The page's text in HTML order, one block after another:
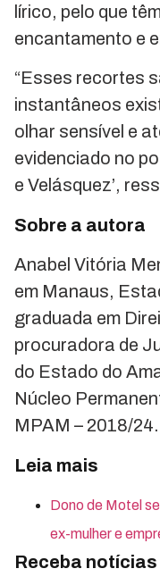
lírico, pelo que
encantamento e
“Esses recortes
instantâneos
olhar sensível e
evidenciado no
e Velásquez’,
Sobre a autora
Anabel Vitória
em Manaus,
graduada em
procuradora de
do Estado do
Núcleo
MPAM – 2018/24.
Leia mais
Dono de Motel
ex-mulher e
Receba